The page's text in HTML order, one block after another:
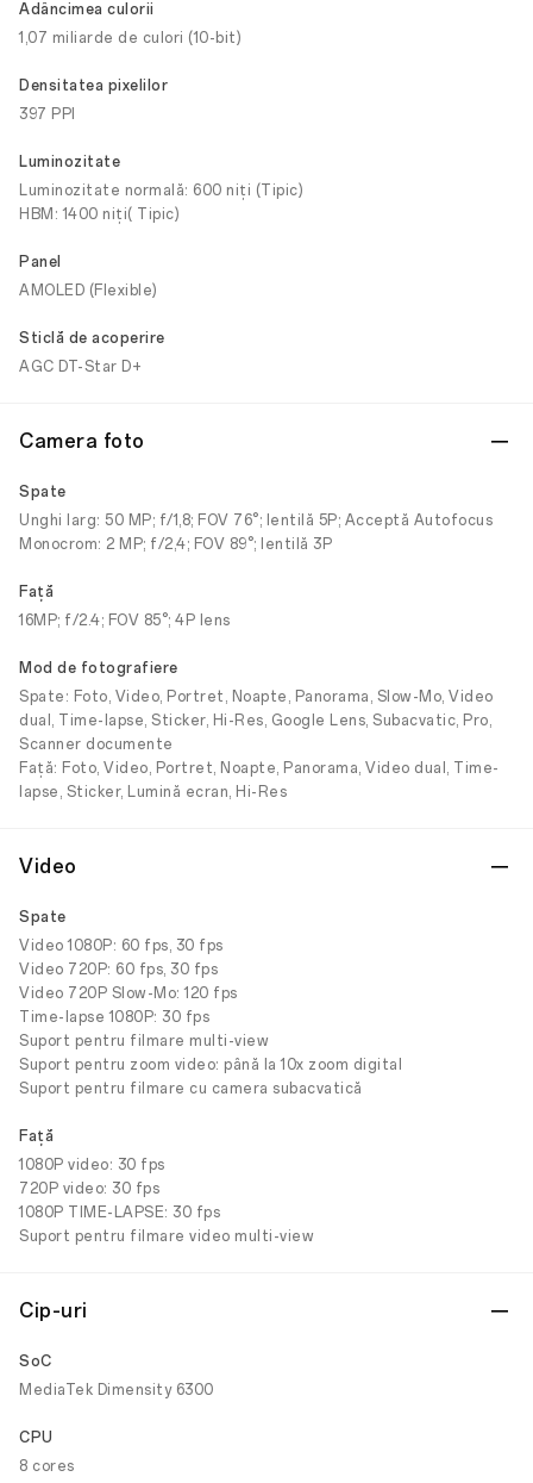
Adâncimea culorii
1,07 miliarde de culori (10-bit)
Densitatea pixelilor
397 PPI
Luminozitate
Luminozitate normală: 600 niți (Tipic)
HBM: 1400 niți( Tipic)
Panel
AMOLED (Flexible)
Sticlă de acoperire
AGC DT-Star D+
Camera foto
Spate
Unghi larg: 50 MP; f/1,8; FOV 76°; lentilă 5P; Acceptă Autofocus
Monocrom: 2 MP; f/2,4; FOV 89°; lentilă 3P
Faţă
16MP; f/2.4; FOV 85°; 4P lens
Mod de fotografiere
Spate: Foto, Video, Portret, Noapte, Panorama, Slow-Mo, Video
dual, Time-lapse, Sticker, Hi-Res, Google Lens, Subacvatic, Pro,
Scanner documente
Față: Foto, Video, Portret, Noapte, Panorama, Video dual, Time-
lapse, Sticker, Lumină ecran, Hi-Res
Video
Spate
Video 1080P: 60 fps, 30 fps
Video 720P: 60 fps, 30 fps
Video 720P Slow-Mo: 120 fps
Time-lapse 1080P: 30 fps
Suport pentru filmare multi-view
Suport pentru zoom video: până la 10x zoom digital
Suport pentru filmare cu camera subacvatică
Faţă
1080P video: 30 fps
720P video: 30 fps
1080P TIME-LAPSE: 30 fps
Suport pentru filmare video multi-view
Cip-uri
SoC
MediaTek Dimensity 6300
CPU
8 cores